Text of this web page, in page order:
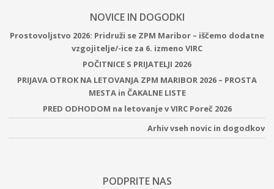
NOVICE IN DOGODKI
Prostovoljstvo 2026: Pridruži se ZPM Maribor – iščemo dodatne
vzgojitelje/-ice za 6. izmeno VIRC
POČITNICE S PRIJATELJI 2026
PRIJAVA OTROK NA LETOVANJA ZPM MARIBOR 2026 – PROSTA
MESTA in ČAKALNE LISTE
PRED ODHODOM na letovanje v VIRC Poreč 2026
Arhiv vseh novic in dogodkov
PODPRITE NAS